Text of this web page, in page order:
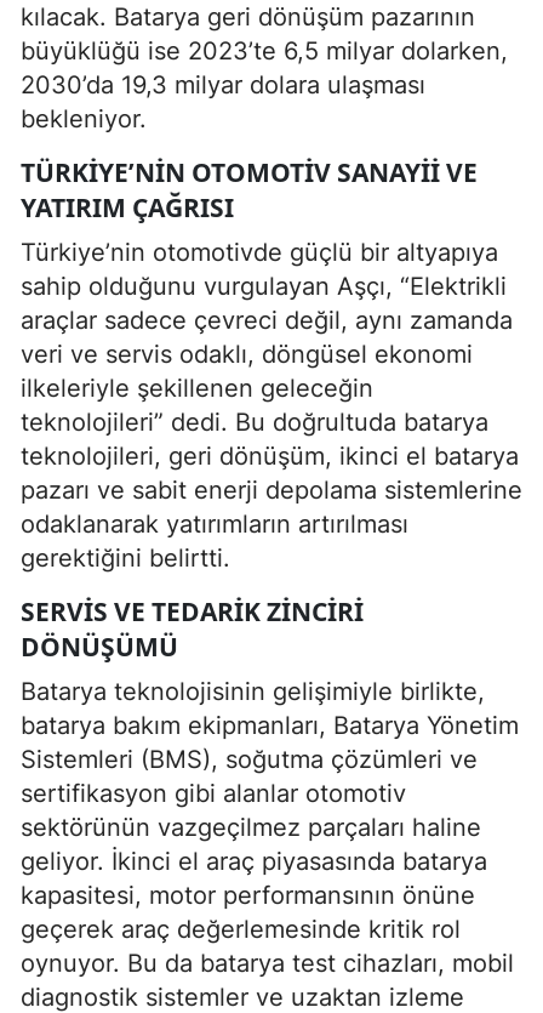
kılacak. Batarya geri dönüşüm pazarının
büyüklüğü ise 2023’te 6,5 milyar dolarken,
2030’da 19,3 milyar dolara ulaşması
bekleniyor.
TÜRKIYE’NIN OTOMOTIV SANAYII VE
YATIRIM ÇAĞRISI
Türkiye’nin otomotivde güçlü bir altyapıya
sahip olduğunu vurgulayan Aşçı, “Elektrikli
araçlar sadece çevreci değil, aynı zamanda
veri ve servis odaklı, döngüsel ekonomi
ilkeleriyle şekillenen geleceğin
teknolojileri” dedi. Bu doğrultuda batarya
teknolojileri, geri dönüşüm, ikinci el batarya
pazarı ve sabit enerji depolama sistemlerine
odaklanarak yatırımların artırılması
gerektiğini belirtti.
SERVIS VE TEDARIK ZINCIRI
DÖNÜŞÜMÜ
Batarya teknolojisinin gelişimiyle birlikte,
batarya bakım ekipmanları, Batarya Yönetim
Sistemleri (BMS), soğutma çözümleri ve
sertifikasyon gibi alanlar otomotiv
sektörünün vazgeçilmez parçaları haline
geliyor. İkinci el araç piyasasında batarya
kapasitesi, motor performansının önüne
geçerek araç değerlemesinde kritik rol
oynuyor. Bu da batarya test cihazları, mobil
diagnostik sistemler ve uzaktan izleme